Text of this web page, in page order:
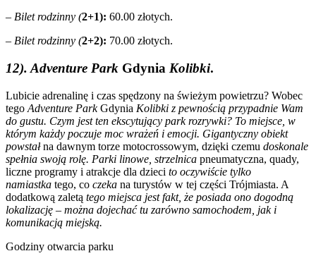
– Bilet rodzinny (2+1): 60.00 złotych.
– Bilet rodzinny (2+2): 70.00 złotych.
12). Adventure Park Gdynia Kolibki.
Lubicie adrenalinę i czas spędzony na świeżym powietrzu? Wobec
tego Adventure ParkGdynia Kolibki z pewnością przypadnie Wam
do gustu. Czym jest ten ekscytujący park rozrywki? To miejsce, w
którym każdy poczuje moc wrażeń i emocji. Gigantyczny obiekt
powstałna dawnym torze motocrossowym, dzięki czemu doskonale
spełnia swoją rolę. Parki linowe, strzelnica pneumatyczna, quady,
liczne programy i atrakcje dla dzieci to oczywiście tylko
namiastka tego, co czeka na turystów w tej części Trójmiasta. A
dodatkową zaletą tego miejsca jest fakt, że posiada ono dogodną
lokalizację – można dojechać tu zarówno samochodem, jak i
komunikacją miejską.
Godziny otwarcia parku